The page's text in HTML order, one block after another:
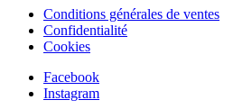
Conditions générales de ventes
Confidentialité
Cookies
Facebook
Instagram